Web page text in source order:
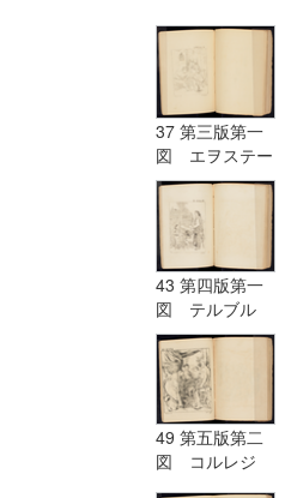
37 第三版第一
図 エヲステー
ド Aostade
43 第四版第一
図 テルブル
グ Terburg
49 第五版第二
図 コルレジ